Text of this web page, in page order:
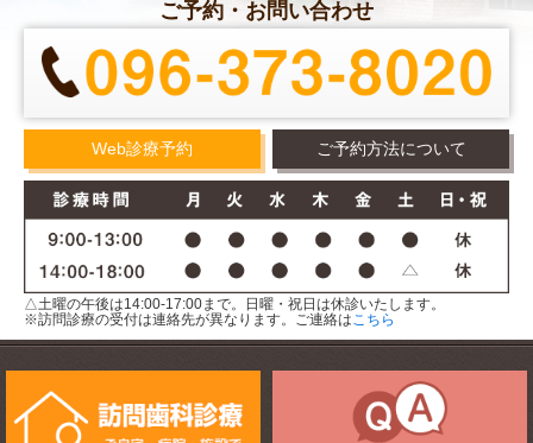
ご予約・お問い合わせ
Web診療予約 ご予約方法について
△土曜の午後は14:00-17:00まで。日曜・祝日は休診いたします。
※訪問診療の受付は連絡先が異なります。ご連絡は こちら